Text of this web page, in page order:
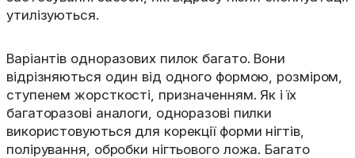
утилізуються.
Варіантів одноразових пилок багато. Вони
відрізняються один від одного формою, розміром,
ступенем жорсткості, призначенням. Як і їх
багаторазові аналоги, одноразові пилки
використовуються для корекції форми нігтів,
полірування, обробки нігтьового ложа. Багато